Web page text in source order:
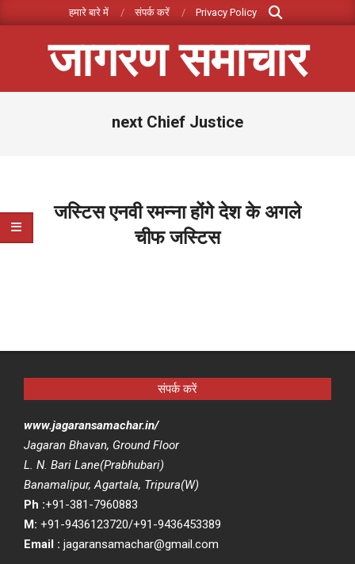
to
हमारे बारे में संपर्क करें Privacy Policy
Search
जागरण समाचार
next Chief Justice
जस्टिस एनवी रमन्ना होंगे देश के अगले
चीफ जस्टिस
संपर्क करें
www.jagaransamachar.in/
Jagaran Bhavan, Ground Floor
L. N. Bari Lane(Prabhubari)
Banamalipur, Agartala, Tripura(W)
Ph :+91-381-7960883
M: +91-9436123720/+91-9436453389
Email : jagaransamachar@gmail.com